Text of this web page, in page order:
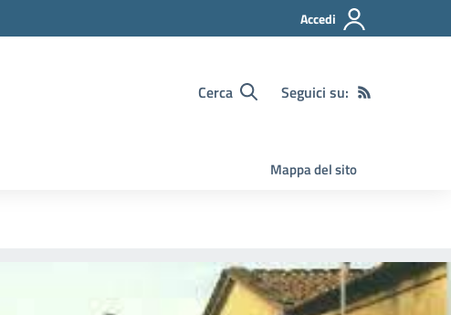
Accedi
Cerca Seguici su:
Mappa del sito